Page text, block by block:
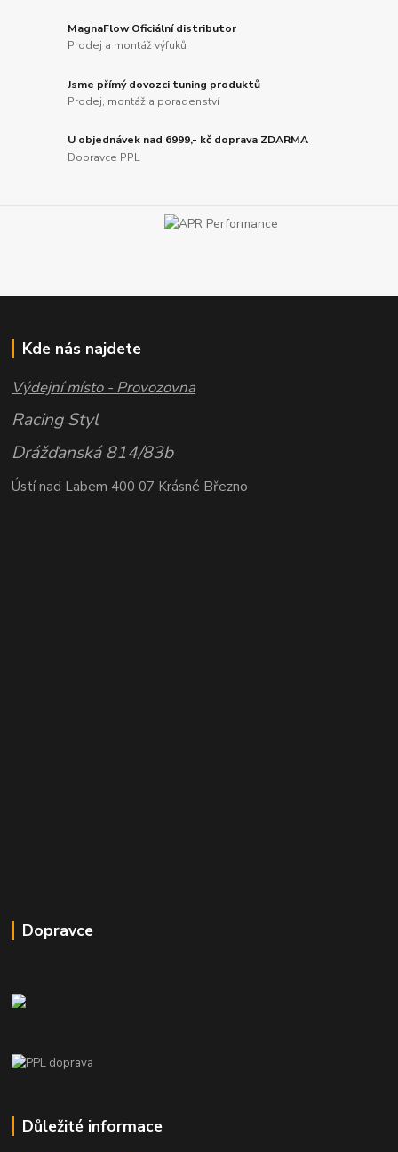
MagnaFlow Oficiální distributor
Prodej a montáž výfuků
Jsme přímý dovozci tuning produktů
Prodej, montáž a poradenství
U objednávek nad 6999,- kč doprava ZDARMA
Dopravce PPL
Kde nás najdete
Výdejní místo - Provozovna
Racing Styl
Drážďanská 814/83b
Ústí nad Labem 400 07 Krásné Březno
Dopravce
Důležité informace